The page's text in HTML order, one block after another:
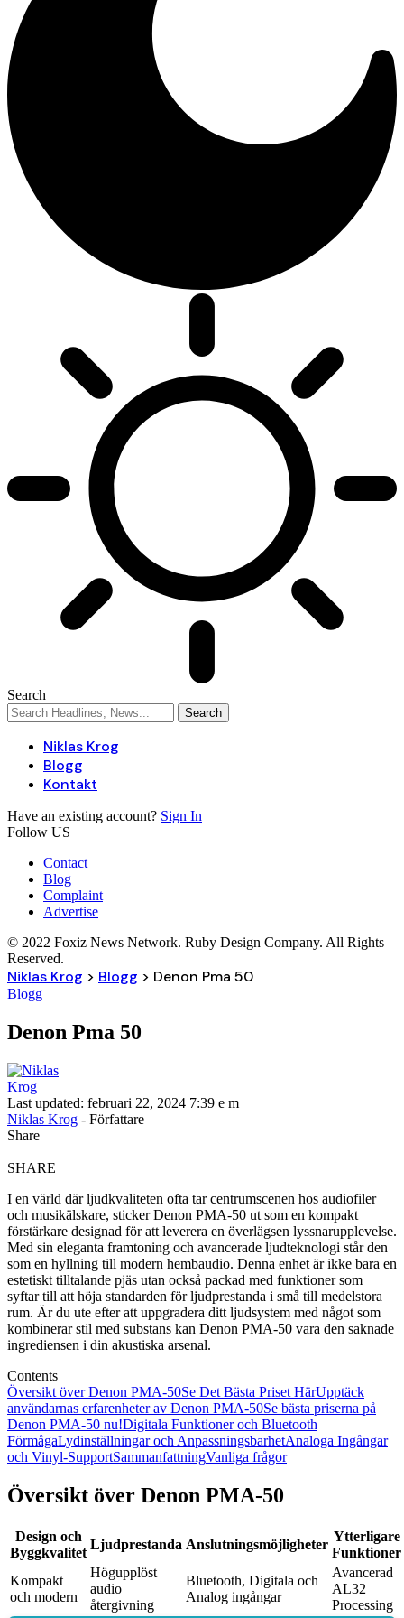
Search
Niklas Krog
Blogg
Kontakt
Have an existing account? Sign In
Follow US
Contact
Blog
Complaint
Advertise
© 2022 Foxiz News Network. Ruby Design Company. All Rights
Reserved.
Niklas Krog > Blogg > Denon Pma 50
Blogg
Denon Pma 50
Last updated: februari 22, 2024 7:39 e m
Niklas Krog - Författare
Share
SHARE
I en värld där ljudkvaliteten ofta tar centrumscenen hos audiofiler
och musikälskare, sticker Denon PMA-50 ut som en kompakt
förstärkare designad för att leverera en överlägsen lyssnarupplevelse.
Med sin eleganta framtoning och avancerade ljudteknologi står den
som en hyllning till modern hembaudio. Denna enhet är ikke bara en
estetiskt tilltalande pjäs utan också packad med funktioner som
syftar till att höja standarden för ljudprestanda i små till medelstora
rum. Är du ute efter att uppgradera ditt ljudsystem med något som
kombinerar stil med substans kan Denon PMA-50 vara den saknade
ingrediensen i din akustiska arsenal.
Contents
Översikt över Denon PMA-50Se Det Bästa Priset HärUpptäck
användarnas erfarenheter av Denon PMA-50Se bästa priserna på
Denon PMA-50 nu!Digitala Funktioner och Bluetooth
FörmågaLydinställningar och AnpassningsbarhetAnaloga Ingångar
och Vinyl-SupportSammanfattningVanliga frågor
Översikt över Denon PMA-50
Design och
Byggkvalitet
Ljudprestanda Anslutningsmöjligheter
Ytterligare
Funktioner
Kompakt
och modern
Högupplöst
audio
återgivning
Bluetooth, Digitala och
Analog ingångar
Avancerad
AL32
Processing